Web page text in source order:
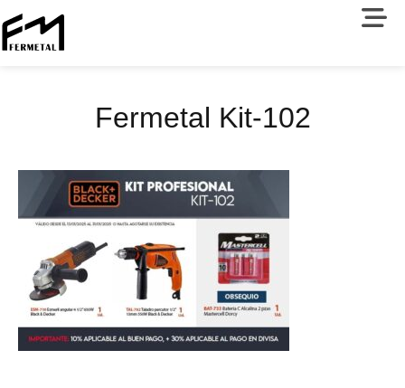
Fermetal Kit-102